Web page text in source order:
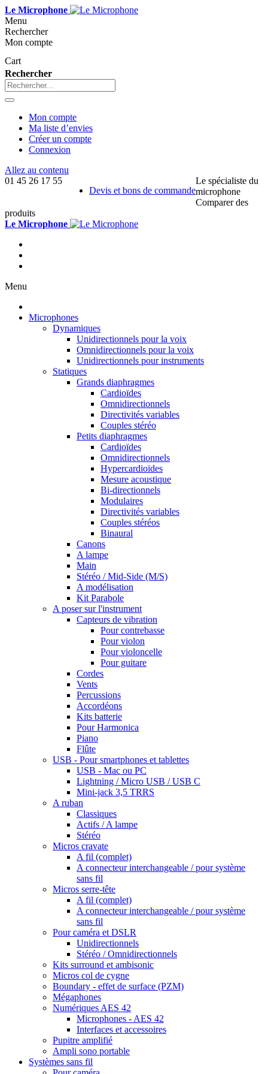
Le Microphone
Menu
Rechercher
Mon compte
Cart
Rechercher
Mon compte
Ma liste d’envies
Créer un compte
Connexion
Allez au contenu
01 45 26 17 55
Devis et bons de commande
Le spécialiste du
microphone
Comparer des
produits
Le Microphone
Menu
Microphones
Dynamiques
Unidirectionnels pour la voix
Omnidirectionnels pour la voix
Unidirectionnels pour instruments
Statiques
Grands diaphragmes
Cardioïdes
Omnidirectionnels
Directivités variables
Couples stéréo
Petits diaphragmes
Cardioïdes
Omnidirectionnels
Hypercardioïdes
Mesure acoustique
Bi-directionnels
Modulaires
Directivités variables
Couples stéréos
Binaural
Canons
A lampe
Main
Stéréo / Mid-Side (M/S)
A modélisation
Kit Parabole
A poser sur l'instrument
Capteurs de vibration
Pour contrebasse
Pour violon
Pour violoncelle
Pour guitare
Cordes
Vents
Percussions
Accordéons
Kits batterie
Pour Harmonica
Piano
Flûte
USB - Pour smartphones et tablettes
USB - Mac ou PC
Lightning / Micro USB / USB C
Mini-jack 3,5 TRRS
A ruban
Classiques
Actifs / A lampe
Stéréo
Micros cravate
A fil (complet)
A connecteur interchangeable / pour système
sans fil
Micros serre-tête
A fil (complet)
A connecteur interchangeable / pour système
sans fil
Pour caméra et DSLR
Unidirectionnels
Stéréo / Omnidirectionnels
Kits surround et ambisonic
Micros col de cygne
Boundary - effet de surface (PZM)
Mégaphones
Numériques AES 42
Microphones - AES 42
Interfaces et accessoires
Pupitre amplifié
Ampli sono portable
Systèmes sans fil